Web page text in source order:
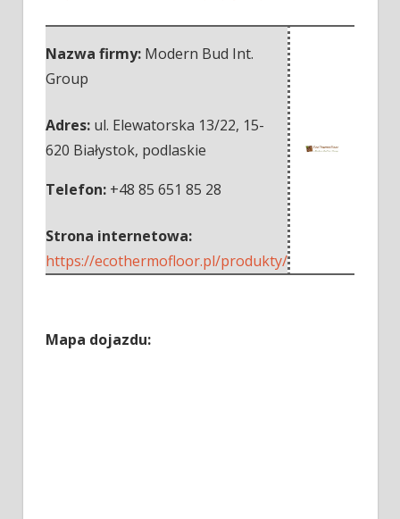
Nazwa firmy: Modern Bud Int.
Group
Adres: ul. Elewatorska 13/22, 15-
620 Białystok, podlaskie
Telefon: +48 85 651 85 28
Strona internetowa:
https://ecothermofloor.pl/produkty/
Mapa dojazdu: